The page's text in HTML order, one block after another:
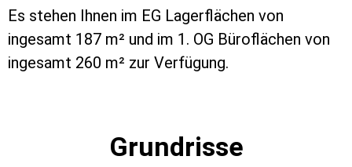
Es stehen Ihnen im EG Lagerflächen von
ingesamt 187 m² und im 1. OG Büroflächen von
ingesamt 260 m² zur Verfügung.
Grundrisse